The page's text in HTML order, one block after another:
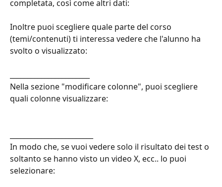
completata, così come altri dati:
Inoltre puoi scegliere quale parte del corso
(temi/contenuti) ti interessa vedere che l'alunno ha
svolto o visualizzato:
Nella sezione "modificare colonne", puoi scegliere
quali colonne visualizzare:
In modo che, se vuoi vedere solo il risultato dei test o
soltanto se hanno visto un video X, ecc.. lo puoi
selezionare: